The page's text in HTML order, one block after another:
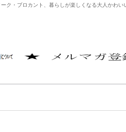
ク・ブロカント、暮らしが楽しくなる大人かわ